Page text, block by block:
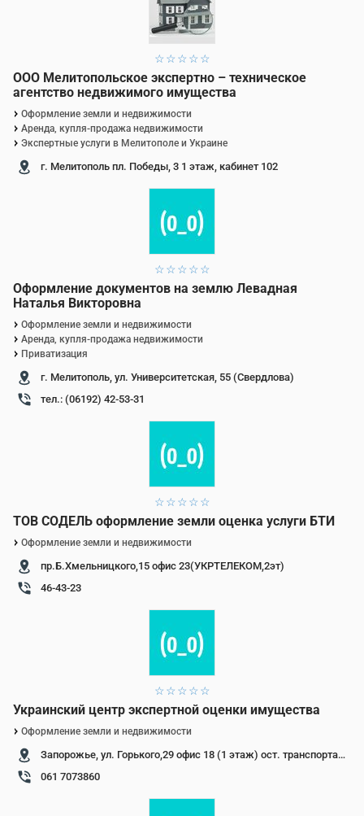
4 звезды
3 звезды
2 звезды
1 звезда
ООО Мелитопольское экспертно – техническое
агентство недвижимого имущества
Оформление земли и недвижимости
Аренда, купля-продажа недвижимости
Экспертные услуги в Мелитополе и Украине
г. Мелитополь пл. Победы, 3 1 этаж, кабинет 102
4 звезды
3 звезды
2 звезды
1 звезда
Оформление документов на землю Левадная
Наталья Викторовна
Оформление земли и недвижимости
Аренда, купля-продажа недвижимости
Приватизация
г. Мелитополь, ул. Университетская, 55 (Свердлова)
тел.: (06192) 42-53-31
4 звезды
3 звезды
2 звезды
1 звезда
ТОВ СОДЕЛЬ оформление земли оценка услуги БТИ
Оформление земли и недвижимости
пр.Б.Хмельницкого,15 офис 23(УКРТЕЛЕКОМ,2эт)
46-43-23
4 звезды
3 звезды
2 звезды
1 звезда
Украинский центр экспертной оценки имущества
Оформление земли и недвижимости
Запорожье, ул. Горького,29 офис 18 (1 этаж) ост. транспорта "ул. Анголенко"
061 7073860